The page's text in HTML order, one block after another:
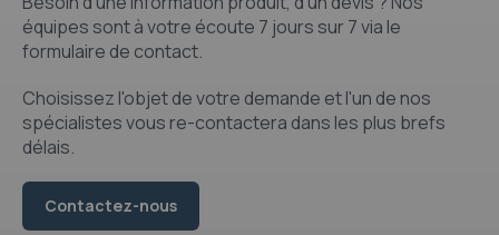
équipes sont à votre écoute 7 jours sur 7 via le
formulaire de contact.
Choisissez l'objet de votre demande et l'un de nos
spécialistes vous re-contactera dans les plus brefs
délais.
Contactez-nous